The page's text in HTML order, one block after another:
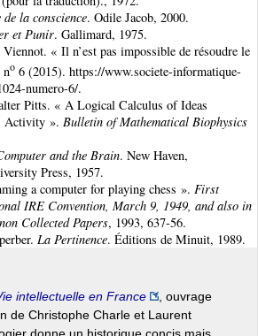
la conscience. Odile Jacob, 2000.
et Punir. Gallimard, 1975.
« Il n’est pas impossible de résoudre le
no6 (2015). https://www.societe-informatique-
numero-6/.
Pitts. « A Logical Calculus of Ideas
Activity ». Bulletin of Mathematical Biophysics
and the Brain. New Haven,
Press, 1957.
a computer for playing chess ». First
IRE Convention, March 9, 1949, and also in
Collected Papers, 1993, 637‑56.
La Pertinence. Éditions de Minuit, 1989.
intellectuelle en France
, ouvrage
de Christophe Charle et Laurent